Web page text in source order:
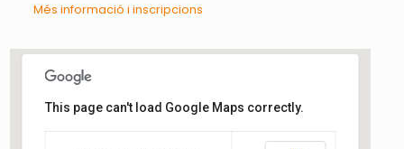
Més informació i inscripcions
This page can't load Google Maps correctly.